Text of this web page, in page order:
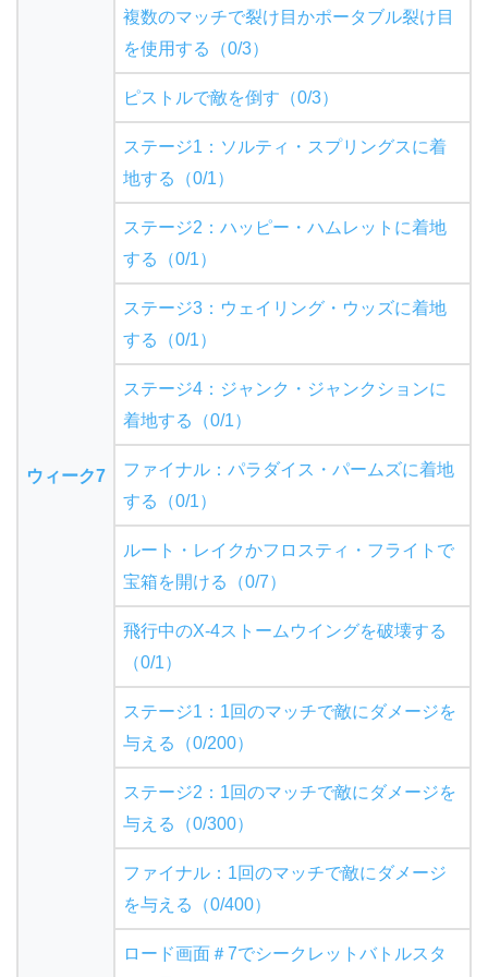
ウィーク7
複数のマッチで裂け目かポータブル裂け目
を使用する（0/3）
ピストルで敵を倒す（0/3）
ステージ1：ソルティ・スプリングスに着
地する（0/1）
ステージ2：ハッピー・ハムレットに着地
する（0/1）
ステージ3：ウェイリング・ウッズに着地
する（0/1）
ステージ4：ジャンク・ジャンクションに
着地する（0/1）
ファイナル：パラダイス・パームズに着地
する（0/1）
ルート・レイクかフロスティ・フライトで
宝箱を開ける（0/7）
飛行中のX-4ストームウイングを破壊する
（0/1）
ステージ1：1回のマッチで敵にダメージを
与える（0/200）
ステージ2：1回のマッチで敵にダメージを
与える（0/300）
ファイナル：1回のマッチで敵にダメージ
を与える（0/400）
ロード画面＃7でシークレットバトルスタ